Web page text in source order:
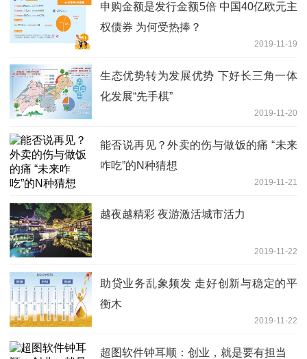
申购金额是发行金额5倍 中国40亿欧元主
权债券 为何受热捧？
2019-11-19
生态优势转为发展优势 下好长三角一体
化发展“先手棋”
2019-11-20
能否说再见？外卖的伤与做饭的痛 “未来
咋吃”的N种猜想
2019-11-21
越夜越精彩 夜游激活城市活力
2019-11-22
助贷业务乱象频发 走好创新与稳定的平
衡木
2019-11-22
超图软件钟耳顺：创业，就是要有担当